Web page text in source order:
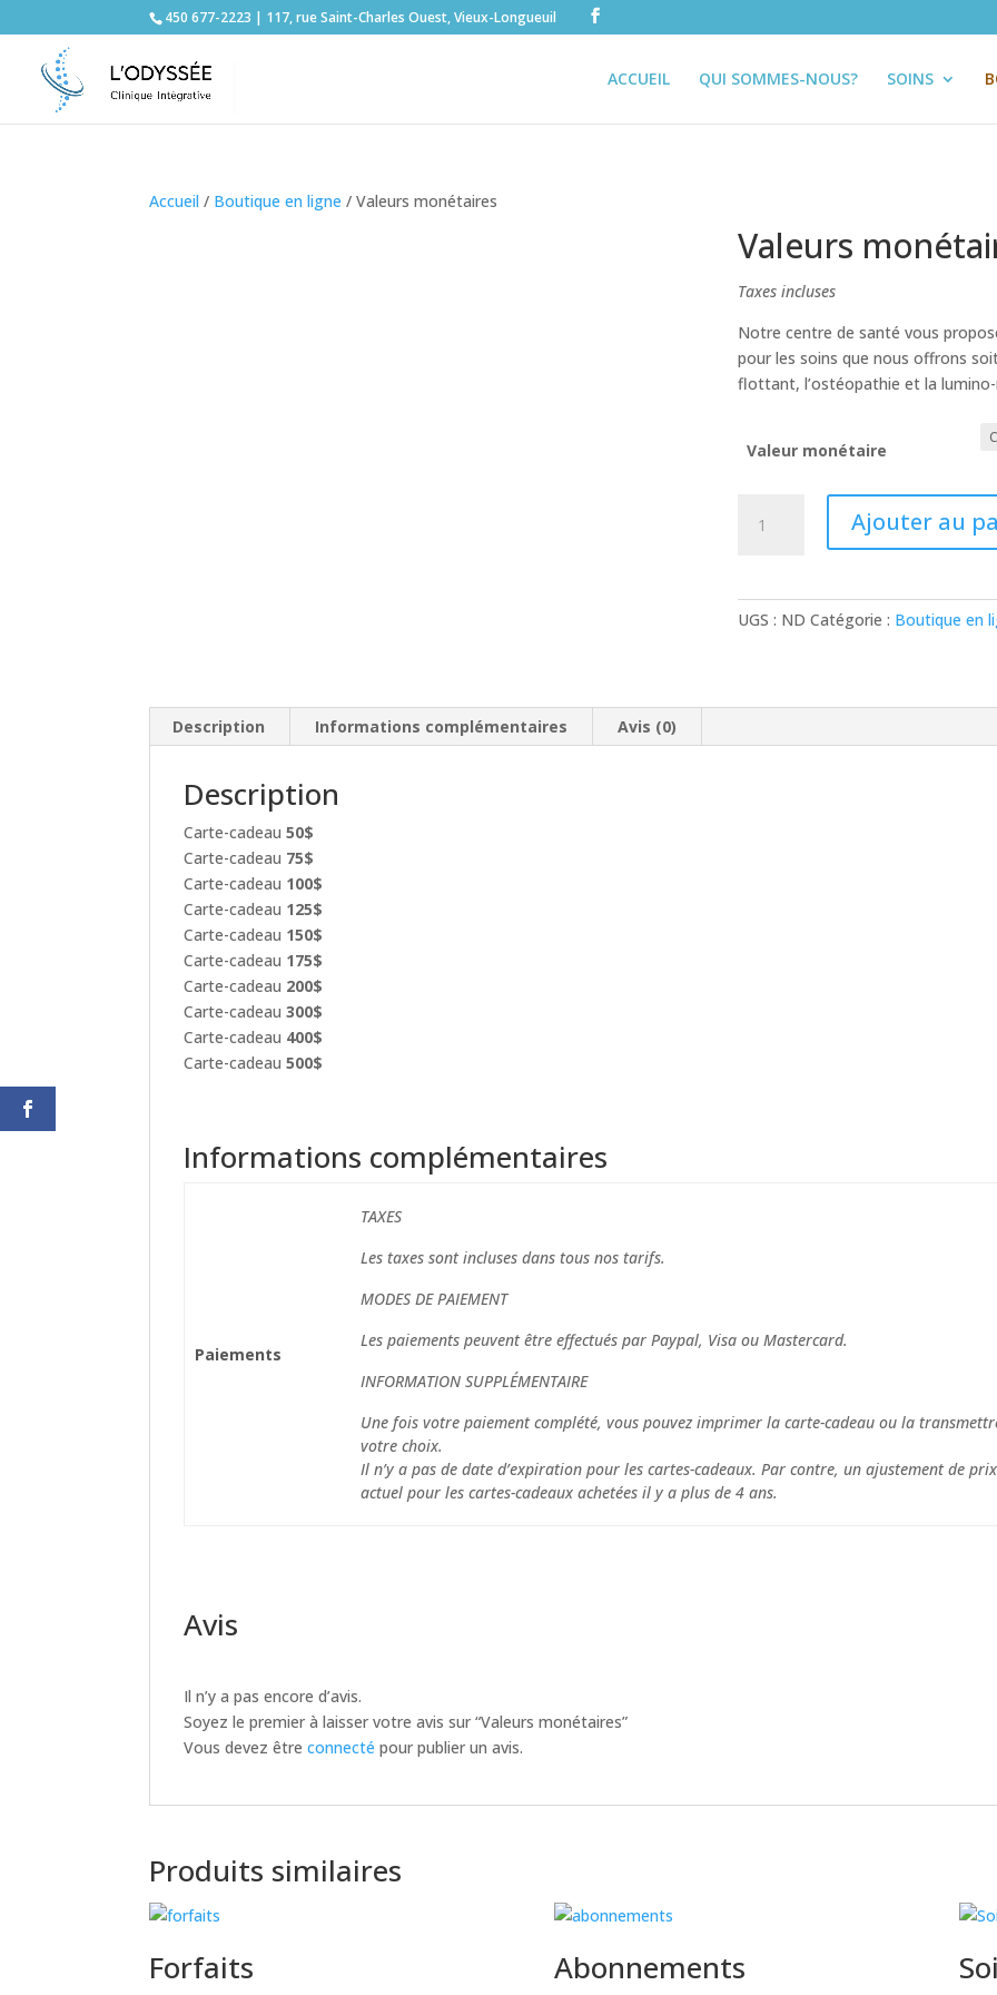
450 677-2223 | 117, rue Saint-Charles Ouest, Vieux-Longueuil
ACCUEIL QUI SOMMES-NOUS? SOINS
Accueil / Boutique en ligne / Valeurs monétaires
Valeurs
Taxes incluses
Notre centre de santé vous
pour les soins que nous offrons
flottant, l’ostéopathie et la lumino-
Valeur monétaire
Ajouter au
UGS : ND Catégorie : Boutique en
Description Informations complémentaires Avis (0)
Description
Carte-cadeau50$
Carte-cadeau 75$
Carte-cadeau 100$
Carte-cadeau 125$
Carte-cadeau 150$
Carte-cadeau 175$
Carte-cadeau 200$
Carte-cadeau 300$
Carte-cadeau 400$
Carte-cadeau 500$
Informations complémentaires
Paiements
TAXES
Les taxes sont incluses dans tous nos tarifs.
MODES DE PAIEMENT
Les paiements peuvent être effectués par Paypal, Visa ou Mastercard.
INFORMATION SUPPLÉMENTAIRE
Une fois votre paiement complété, vous pouvez imprimer la carte-cadeau ou la
votre choix.
Il n’y a pas de date d’expiration pour les cartes-cadeaux. Par contre, un ajustement de
actuel pour les cartes-cadeaux achetées il y a plus de 4 ans.
Avis
Il n’y a pas encore d’avis.
Soyez le premier à laisser votre avis sur “Valeurs monétaires”
Vous devez êtreconnecté pour publier un avis.
Produits similaires
Forfaits Abonnements